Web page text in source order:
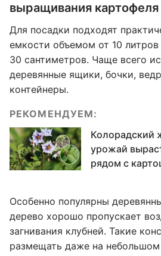
выращивания картофеля
Для посадки подходят
емкости объемом от 10
30 сантиметров. Чаще всего
деревянные ящики, бочки,
контейнеры.
РЕКОМЕНДУЕМ:
Колорадский
урожай
рядом с
Особенно популярны
дерево хорошо пропускает
загнивания клубней. Такие
размещать даже на небольшом